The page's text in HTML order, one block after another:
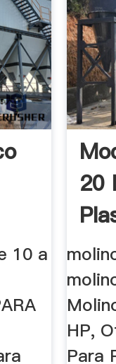
10 a
20
HP,
Para